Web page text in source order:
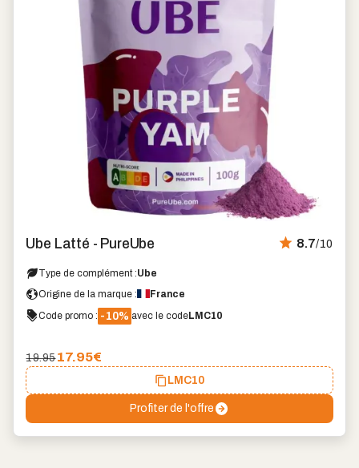
Ube Latté - PureUbe 8.7/10
Type de complément :Ube
Origine de la marque :
France
Code promo : -10% avec le codeLMC10
19.9517.95€
LMC10
Profiter de l'offre